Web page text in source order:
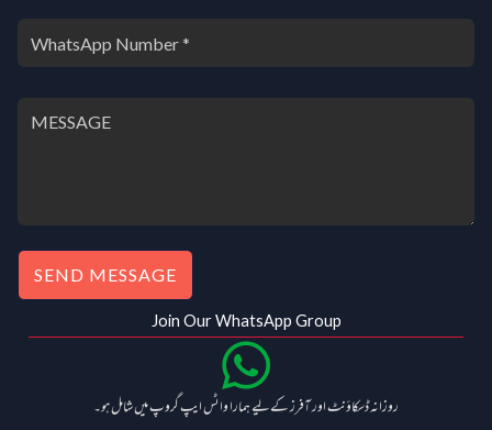
SEND MESSAGE
Join Our WhatsApp Group
روزانہ ڈسکاؤنٹ اور آفرز کے لیے ہمارا واٹس ایپ گروپ میں شامل ہو۔